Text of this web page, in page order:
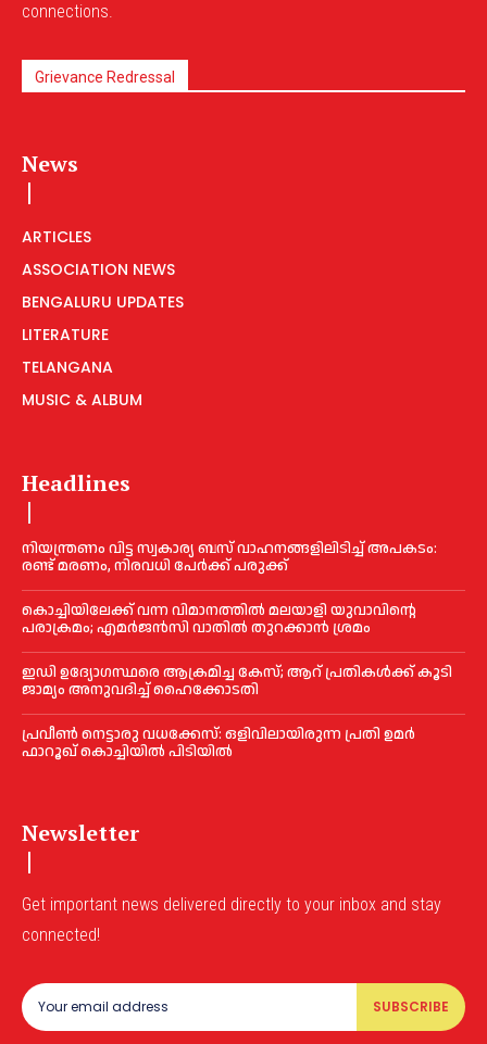
connections.
Grievance Redressal
News
ARTICLES
ASSOCIATION NEWS
BENGALURU UPDATES
LITERATURE
TELANGANA
MUSIC & ALBUM
Headlines
നിയന്ത്രണം വിട്ട സ്വകാര്യ ബസ് വാഹനങ്ങളിലിടിച്ച്‌ അപകടം:
രണ്ട് മരണം, നിരവധി പേർക്ക് പരുക്ക്
കൊച്ചിയിലേക്ക് വന്ന വിമാനത്തില്‍ മലയാളി യുവാവിന്റെ
പരാക്രമം; എമര്‍ജൻസി വാതില്‍ തുറക്കാൻ ശ്രമം
ഇഡി ഉദ്യോഗസ്ഥരെ ആക്രമിച്ച കേസ്; ആറ് പ്രതികള്‍ക്ക് കൂടി
ജാമ്യം അനുവദിച്ച്‌ ഹൈക്കോടതി
പ്രവീണ്‍ നെട്ടാരു വധക്കേസ്: ഒളിവിലായിരുന്ന പ്രതി ഉമര്‍
ഫാറൂഖ് കൊച്ചിയില്‍ പിടിയില്‍
Newsletter
Get important news delivered directly to your inbox and stay
connected!
SUBSCRIBE